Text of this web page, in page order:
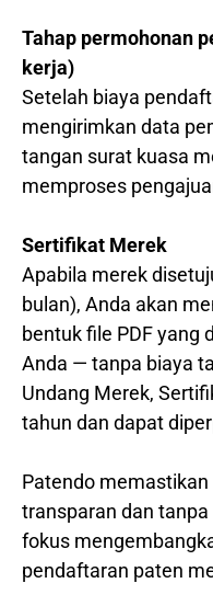
Tahap permohonan
kerja)
Setelah biaya
mengirimkan data
tangan surat kuasa
memproses
Sertifikat Merek
Apabila merek
bulan), Anda akan
bentuk file PDF yang
Anda — tanpa biaya
Undang Merek,
tahun dan dapat
Patendo
transparan dan
fokus
pendaftaran paten